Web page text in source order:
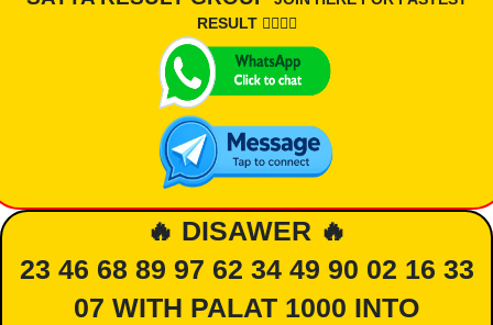
RESULT 👇🏾👇🏾
🔥 DISAWER 🔥
23 46 68 89 97 62 34 49 90 02 16 33
07 WITH PALAT 1000 INTO